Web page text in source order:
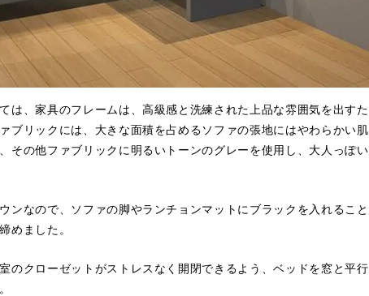
は、家具のフレームは、高級感と洗練された上品な雰囲気を出すた
ブリックには、大きな面積を占めるソファの張地にはやわらかい肌
その他ファブリックに明るいトーンのグレーを使用し、大人っぽい
ンなので、ソファの脚やランチョンマットにブラックを入れること
めました。
のクローゼットがストレスなく開閉できるよう、ベッドを窓と平行